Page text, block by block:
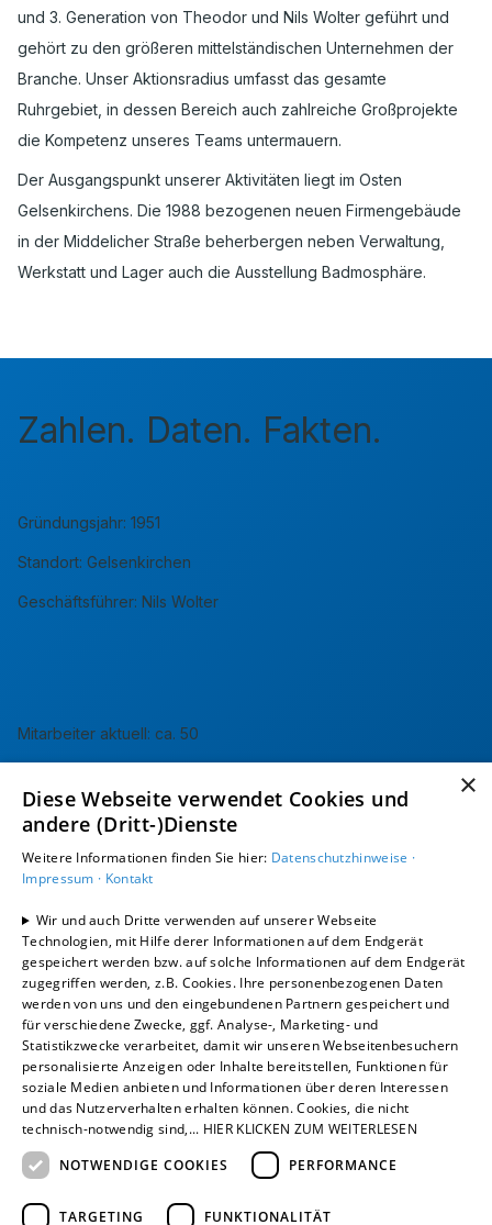
und 3. Generation von Theodor und Nils Wolter geführt und
gehört zu den größeren mittelständischen Unternehmen der
Branche. Unser Aktionsradius umfasst das gesamte
Ruhrgebiet, in dessen Bereich auch zahlreiche Großprojekte
die Kompetenz unseres Teams untermauern.
Der Ausgangspunkt unserer Aktivitäten liegt im Osten
Gelsenkirchens. Die 1988 bezogenen neuen Firmengebäude
in der Middelicher Straße beherbergen neben Verwaltung,
Werkstatt und Lager auch die Ausstellung Badmosphäre.
Zahlen. Daten. Fakten.
Gründungsjahr: 1951
Standort: Gelsenkirchen
Geschäftsführer: Nils Wolter
Mitarbeiter aktuell: ca. 50
Wohnungswirtschaft
Elektrotechnik, Photovoltaik
Unsere Geschichte
Hier finden Sie wichtige Meilensteine
unserer Firmengeschichte. Wir sind seit
1951 am Markt und haben uns als
Unternehmen stetig weiterentwickelt.
×
Diese Webseite verwendet Cookies und
andere (Dritt-)Dienste
Weitere Informationen finden Sie hier: Datenschutzhinweise ·
Impressum · Kontakt
Wir und auch Dritte verwenden auf unserer Webseite
Technologien, mit Hilfe derer Informationen auf dem Endgerät
gespeichert werden bzw. auf solche Informationen auf dem Endgerät
zugegriffen werden, z.B. Cookies. Ihre personenbezogenen Daten
werden von uns und den eingebundenen Partnern gespeichert und
für verschiedene Zwecke, ggf. Analyse-, Marketing- und
Statistikzwecke verarbeitet, damit wir unseren Webseitenbesuchern
personalisierte Anzeigen oder Inhalte bereitstellen, Funktionen für
soziale Medien anbieten und Informationen über deren Interessen
und das Nutzerverhalten erhalten können. Cookies, die nicht
technisch-notwendig sind,... HIER KLICKEN ZUM WEITERLESEN
NOTWENDIGE COOKIES
PERFORMANCE
TARGETING FUNKTIONALITÄT